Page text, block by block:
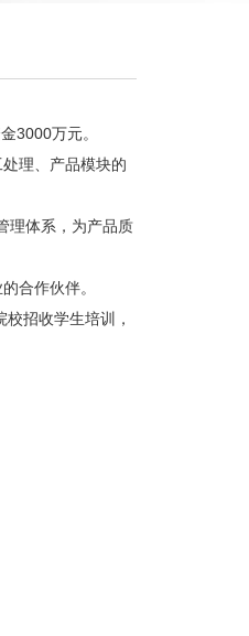
3000万元。
理、产品模块的
理体系，为产品质
合作伙伴。
招收学生培训，